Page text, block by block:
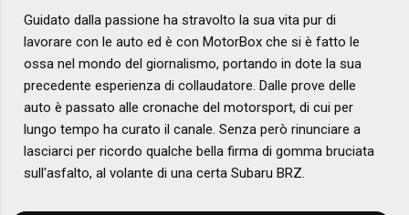
Guidato dalla passione ha stravolto la sua vita pur di
lavorare con le auto ed è con MotorBox che si è fatto le
ossa nel mondo del giornalismo, portando in dote la sua
precedente esperienza di collaudatore. Dalle prove delle
auto è passato alle cronache del motorsport, di cui per
lungo tempo ha curato il canale. Senza però rinunciare a
lasciarci per ricordo qualche bella firma di gomma bruciata
sull'asfalto, al volante di una certa Subaru BRZ.